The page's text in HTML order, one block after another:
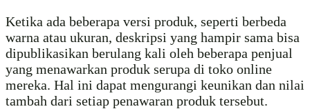
Ketika ada beberapa versi produk, seperti berbeda
warna atau ukuran, deskripsi yang hampir sama bisa
dipublikasikan berulang kali oleh beberapa penjual
yang menawarkan produk serupa di toko online
mereka. Hal ini dapat mengurangi keunikan dan nilai
tambah dari setiap penawaran produk tersebut.